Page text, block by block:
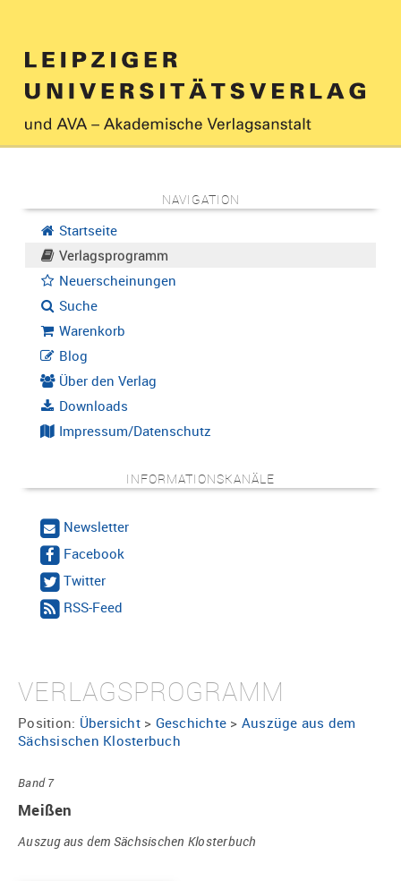
NAVIGATION
Startseite
Verlagsprogramm
Neuerscheinungen
Suche
Warenkorb
Blog
Über den Verlag
Downloads
Impressum/Datenschutz
INFORMATIONSKANÄLE
Newsletter
Facebook
Twitter
RSS-Feed
VERLAGSPROGRAMM
Position: Übersicht> Geschichte > Auszüge aus dem
Sächsischen Klosterbuch
Band 7
Meißen
Auszug aus dem Sächsischen Klosterbuch